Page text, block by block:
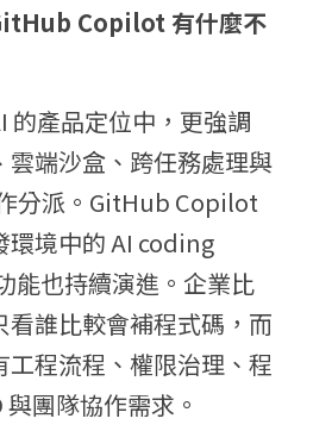
Copilot 有什麼不
的產品定位中，更強調
雲端沙盒、跨任務處理與
分派。GitHub Copilot
環境中的 AI coding
能也持續演進。企業比
看誰比較會補程式碼，而
程流程、權限治理、程
團隊協作需求。